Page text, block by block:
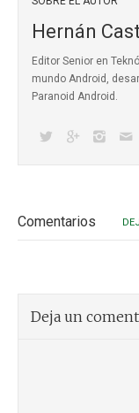
Hernán
Editor Senior en
mundo Android,
Paranoid Android.
Comentarios
Deja un